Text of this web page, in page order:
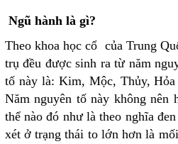
Ngũ hành là gì?
Theo khoa học cổ của Trung
trụ đều được sinh ra từ năm
tố này là: Kim, Mộc, Thủy,
Năm nguyên tố này không nên
thể nào đó như là theo nghĩa
xét ở trạng thái to lớn hơn là